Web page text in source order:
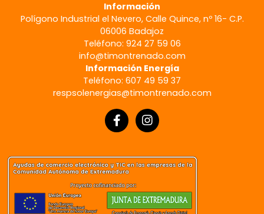
Información
Polígono Industrial el Nevero, Calle Quince, nº 16- C.P.
06006 Badajoz
Teléfono: 924 27 59 06
info@timontrenado.com
Información Energía
Teléfono: 607 49 59 37
respsolenergias@timontrenado.com